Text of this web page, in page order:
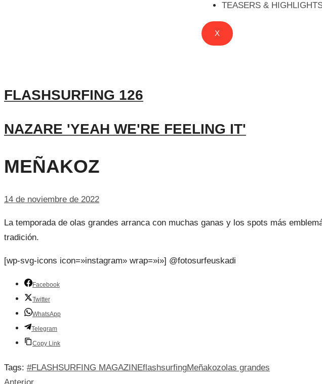
TEASERS &
X
FLASHSURFING 126
NAZARE 'YEAH WE'RE FEELING IT'
MEÑAKOZ
14 de noviembre de 2022
La temporada de olas grandes arranca con muchas ganas y los spots más
tradición.
[wp-svg-icons icon=»instagram» wrap=»i»] @fotosurfeuskadi
Facebook
Twitter
WhatsApp
Telegram
Copy Link
Tags: #FLASHSURFING MAGAZINEflashsurfingMeñakozolas grandes